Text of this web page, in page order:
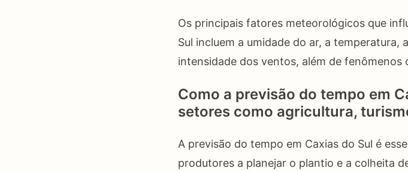
Os principais fatores meteorológicos que
Sul incluem a umidade do ar, a temperatura,
intensidade dos ventos, além de fenômenos
Como a previsão do tempo em
setores como agricultura,
A previsão do tempo em Caxias do Sul é
produtores a planejar o plantio e a colheita